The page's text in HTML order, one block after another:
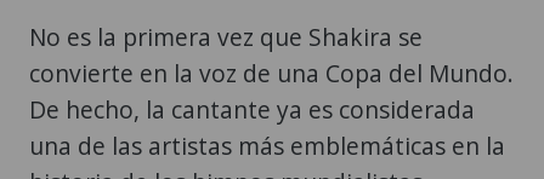
No es la primera vez que Shakira se
convierte en la voz de una Copa del Mundo.
De hecho, la cantante ya es considerada
una de las artistas más emblemáticas en la